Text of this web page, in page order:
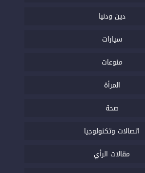
دين ودنيا
سيارات
منوعات
المرأة
صحة
اتصالات وتكنولوجيا
مقالات الرأي